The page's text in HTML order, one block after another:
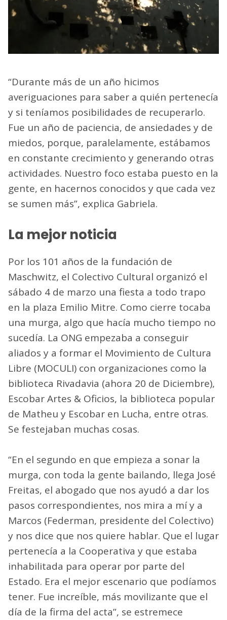
“Durante más de un año hicimos
averiguaciones para saber a quién pertenecía
y si teníamos posibilidades de recuperarlo.
Fue un año de paciencia, de ansiedades y de
miedos, porque, paralelamente, estábamos
en constante crecimiento y generando otras
actividades. Nuestro foco estaba puesto en la
gente, en hacernos conocidos y que cada vez
se sumen más”, explica Gabriela.
La mejor noticia
Por los 101 años de la fundación de
Maschwitz, el Colectivo Cultural organizó el
sábado 4 de marzo una fiesta a todo trapo
en la plaza Emilio Mitre. Como cierre tocaba
una murga, algo que hacía mucho tiempo no
sucedía. La ONG empezaba a conseguir
aliados y a formar el Movimiento de Cultura
Libre (MOCULI) con organizaciones como la
biblioteca Rivadavia (ahora 20 de Diciembre),
Escobar Artes & Oficios, la biblioteca popular
de Matheu y Escobar en Lucha, entre otras.
Se festejaban muchas cosas.
“En el segundo en que empieza a sonar la
murga, con toda la gente bailando, llega José
Freitas, el abogado que nos ayudó a dar los
pasos correspondientes, nos mira a mí y a
Marcos (Federman, presidente del Colectivo)
y nos dice que nos quiere hablar. Que el lugar
pertenecía a la Cooperativa y que estaba
inhabilitada para operar por parte del
Estado. Era el mejor escenario que podíamos
tener. Fue increíble, más movilizante que el
día de la firma del acta”, se estremece